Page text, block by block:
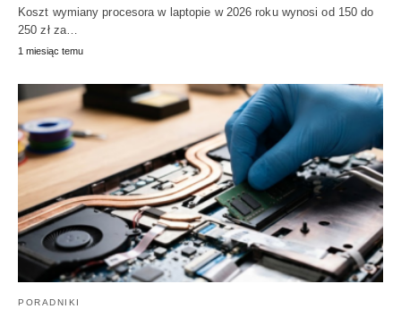
Koszt wymiany procesora w laptopie w 2026 roku wynosi od 150 do
250 zł za…
1 miesiąc temu
PORADNIKI